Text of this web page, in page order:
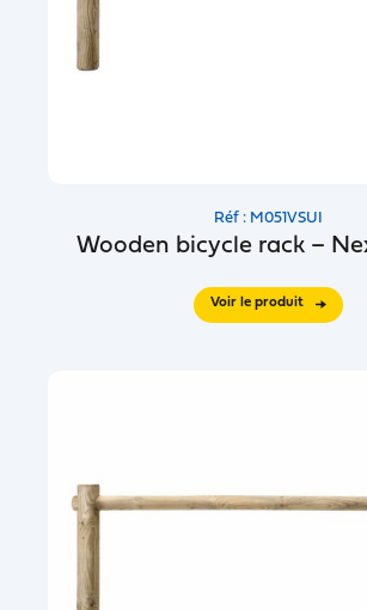
Réf : M051VSUI
Wooden bicycle rack –
Voir le produit